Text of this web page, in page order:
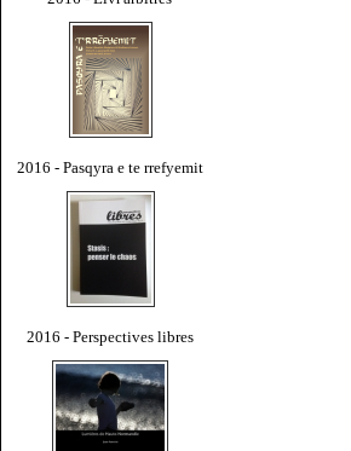
2016 - Pasqyra e te rrefyemit
2016 - Perspectives libres